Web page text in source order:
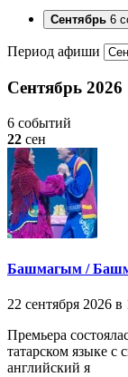
Сентябрь 6
Период афиши
Сентябрь 2026
6 событий
22 сен
Башмагым /
22 сентября 2026 в
Премьера
татарском языке
английский я